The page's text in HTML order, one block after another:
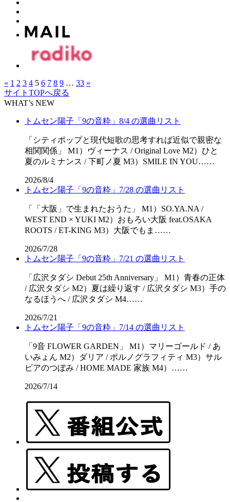
« 1 2 3 4 5 6 7 8 9 … 33 »
サイトTOPへ戻る
WHAT’s NEW
トムセン陽子「9の音粋」8/4 の選曲リスト
「シティポップと現代短歌の思考すれば近似で親密な
相関関係」 M1）ヴィーナス / Original Love M2）ひと
夏のルミナンス / 下町ノ夏 M3）SMILE IN YOU……
2026/8/4
トムセン陽子「9の音粋」7/28 の選曲リスト
「「⼤阪」で⽣まれたおうた」 M1）SO.YA.NA /
WEST END × YUKI M2）おもろい大阪 feat.OSAKA
ROOTS / ET-KING M3）大阪でもま……
2026/7/28
トムセン陽子「9の音粋」7/21 の選曲リスト
「広沢タダシ Debut 25th Anniversary」 M1）青春の正体
/ 広沢タダシ M2）夏は繰り返す / 広沢タダシ M3）手の
なるほうへ / 広沢タダシ M4……
2026/7/21
トムセン陽子「9の音粋」7/14 の選曲リスト
「9音 FLOWER GARDEN」 M1）マリーゴールド / あ
いみょん M2）ダリア / ポルノグラフィティ M3）サル
ビアのつぼみ / HOME MADE 家族 M4）……
2026/7/14